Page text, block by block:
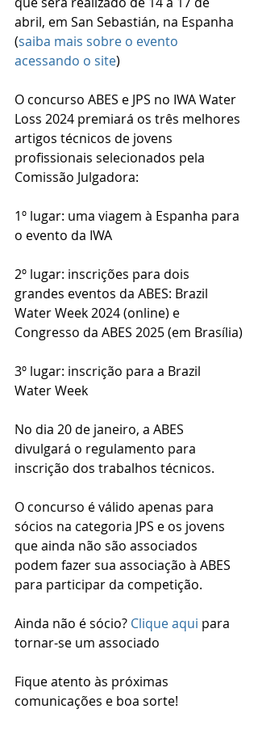
abril, em San Sebastián, na Espanha
(saiba mais sobre o evento
acessando o site)
O concurso ABES e JPS no IWA Water
Loss 2024 premiará os três melhores
artigos técnicos de jovens
profissionais selecionados pela
Comissão Julgadora:
1º lugar: uma viagem à Espanha para
o evento da IWA
2º lugar: inscrições para dois
grandes eventos da ABES: Brazil
Water Week 2024 (online) e
Congresso da ABES 2025 (em Brasília)
3º lugar: inscrição para a Brazil
Water Week
No dia 20 de janeiro, a ABES
divulgará o regulamento para
inscrição dos trabalhos técnicos.
O concurso é válido apenas para
sócios na categoria JPS e os jovens
que ainda não são associados
podem fazer sua associação à ABES
para participar da competição.
Ainda não é sócio? Clique aqui para
tornar-se um associado
Fique atento às próximas
comunicações e boa sorte!